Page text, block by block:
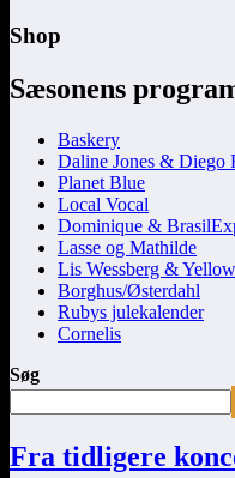
Shop
Sæsonens
Baskery
Daline Jones & Diego
Planet Blue
Local Vocal
Dominique &
Lasse og Mathilde
Lis Wessberg &
Borghus/Østerdahl
Rubys julekalender
Cornelis
Søg
Fra tidligere